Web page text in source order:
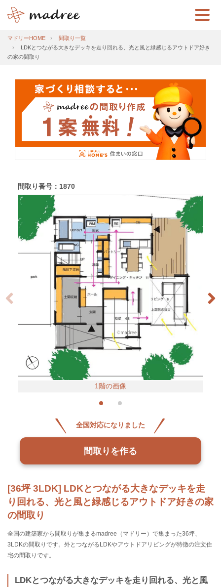
マドリーHOME
間取り一覧
LDKとつながる大きなデッキを走り回れる、光と風と緑感じるアウトドア好き
の家の間取り
[36坪 3LDK] LDKとつながる大きなデッキを走
り回れる、光と風と緑感じるアウトドア好きの家
の間取り
全国の建築家から間取りが集まるmadree（マドリー）で集まった36坪、
3LDKの間取りです。外とつながるLDKやアウトドアリビングが特徴の注文住
宅の間取りです。
LDKとつながる大きなデッキを走り回れる、光と風
間取り番号：1870
1階の画像
全国対応になりました
間取りを作る